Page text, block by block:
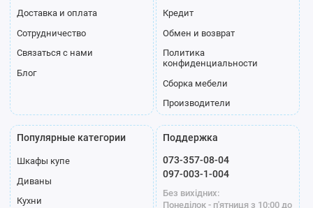
Доставка и оплата
Сотрудничество
Связаться с нами
Блог
Кредит
Обмен и возврат
Политика
конфиденциальности
Сборка мебели
Производители
Популярные категории
Шкафы купе
Диваны
Кухни
Поддержка
073-357-08-04
097-003-1-004
Без вихідних:
Понеділок - п'ятниця з 10:00 до